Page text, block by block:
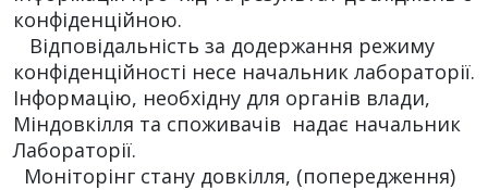
конфіденційною.
Відповідальність за додержання режиму
конфіденційності несе начальник лабораторії.
Інформацію, необхідну для органів влади,
Міндовкілля та споживачів надає начальник
Лабораторії.
Моніторінг стану довкілля, (попередження)